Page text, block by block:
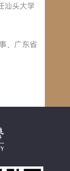
汕头大学
、广东省